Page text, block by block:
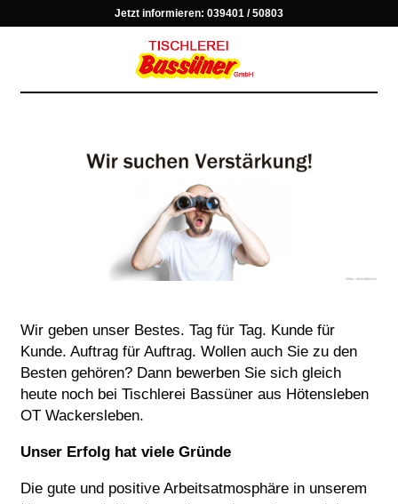
Jetzt informieren: 039401 / 50803
Wir geben unser Bestes. Tag für Tag. Kunde für
Kunde. Auftrag für Auftrag. Wollen auch Sie zu den
Besten gehören? Dann bewerben Sie sich gleich
heute noch bei Tischlerei Bassüner aus Hötensleben
OT Wackersleben.
Unser Erfolg hat viele Gründe
Die gute und positive Arbeitsatmosphäre in unserem